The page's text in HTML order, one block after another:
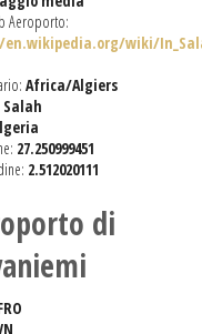
Aeroporto:
wiki/
Africa/Algiers
Salah
27.250999451
2.512020111
di